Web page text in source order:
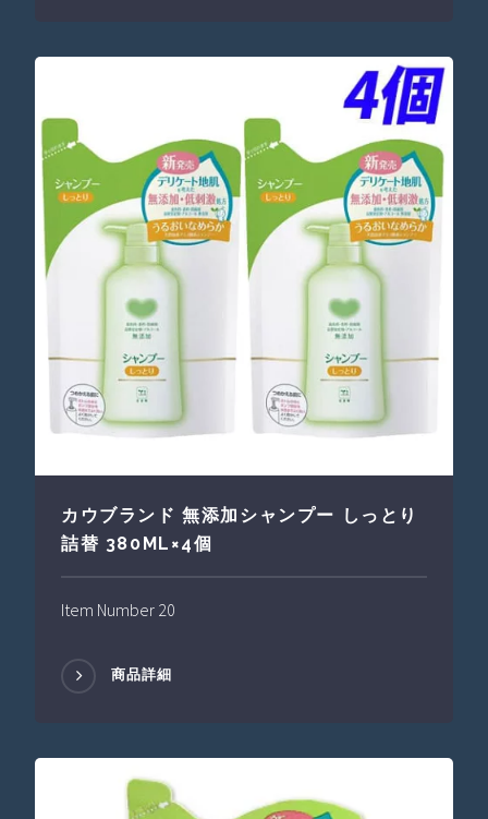
カウブランド 無添加シャンプー しっとり
詰替 380ML×4個
Item Number 20
商品詳細